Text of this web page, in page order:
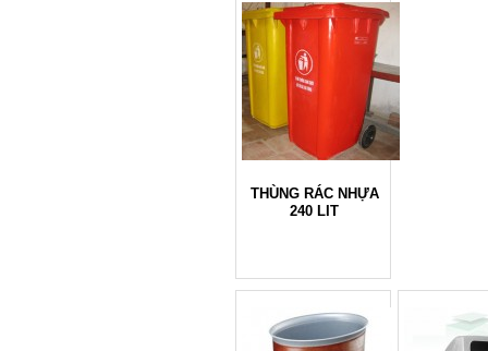
THÙNG RÁC NHỰA
240 LIT